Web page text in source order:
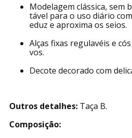
Modelagem clássica, sem
tável para o uso diário
eduz e aproxima os seios.
Alças fixas regulavéis e
vos.
Decote decorado com
Outros detalhes: Taça B.
Composição: